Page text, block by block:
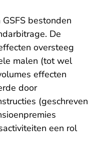
bestonden
De
oversteeg
malen (tot wel
effecten
door
(geschreven
een rol